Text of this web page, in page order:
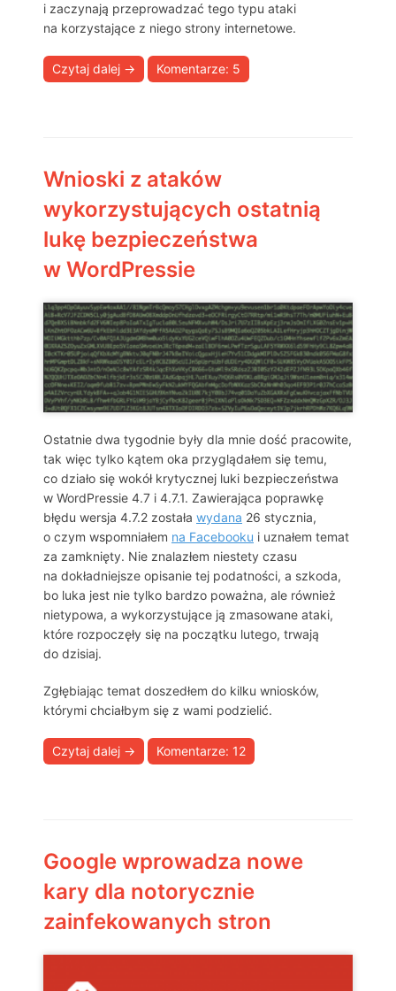
i zaczynają przeprowadzać tego typu ataki
na korzystające z niego strony internetowe.
Czytaj dalej → Komentarze: 5
Wnioski z ataków
wykorzystujących ostatnią
lukę bezpieczeństwa
w WordPressie
Ostatnie dwa tygodnie były dla mnie dość pracowite,
tak więc tylko kątem oka przyglądałem się temu,
co działo się wokół krytycznej luki bezpieczeństwa
w WordPressie 4.7 i 4.7.1. Zawierająca poprawkę
błędu wersja 4.7.2 została wydana 26 stycznia,
o czym wspomniałem na Facebooku i uznałem temat
za zamknięty. Nie znalazłem niestety czasu
na dokładniejsze opisanie tej podatności, a szkoda,
bo luka jest nie tylko bardzo poważna, ale również
nietypowa, a wykorzystujące ją zmasowane ataki,
które rozpoczęły się na początku lutego, trwają
do dzisiaj.
Zgłębiając temat doszedłem do kilku wniosków,
którymi chciałbym się z wami podzielić.
Czytaj dalej → Komentarze: 12
Google wprowadza nowe
kary dla notorycznie
zainfekowanych stron